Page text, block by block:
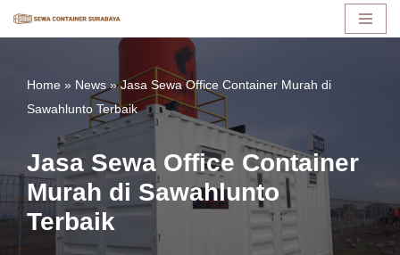
Home » News»Jasa Sewa Office Container Murah di
Sawahlunto Terbaik
Jasa Sewa Office Container
Murah di Sawahlunto
Terbaik